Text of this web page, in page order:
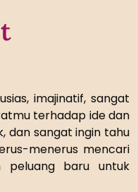
imajinatif, sangat
terhadap ide dan
dan sangat ingin tahu
menerus mencari
peluang baru untuk